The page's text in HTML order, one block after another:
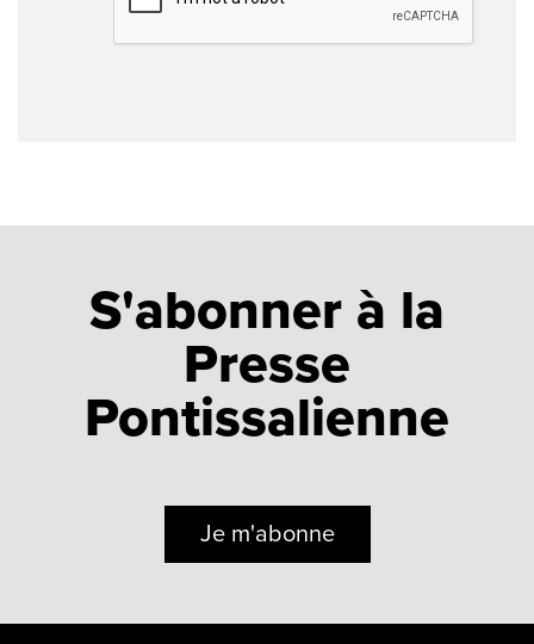
S'abonner à la
Presse
Pontissalienne
Je m'abonne